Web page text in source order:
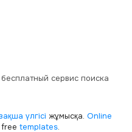
сервис поиска
үлгісі жұмысқа. Online
templates.